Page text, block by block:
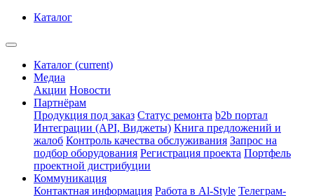
Каталог
Каталог (current)
Медиа
Акции Новости
Партнёрам
Продукция под заказ Статус ремонта b2b портал
Интеграции (API, Виджеты) Книга предложений и
жалоб Контроль качества обслуживания Запрос на
подбор оборудования Регистрация проекта Портфель
проектной дистрибуции
Коммуникация
Контактная информация Работа в Al-Style Телеграм-